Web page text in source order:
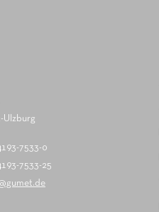
Ulzburg
7533-0
7533-25